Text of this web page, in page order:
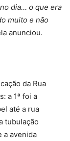
dia… o que era
muito e não
anunciou.
da Rua
a 1ª foi a
até a rua
tubulação
a avenida